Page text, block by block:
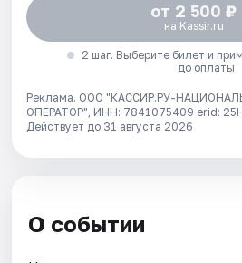
от 2 500 ₽
на Kassir.ru
2 шаг. Выберите билет и
до оплаты
Реклама. ООО "КАССИР.РУ-
ОПЕРАТОР", ИНН: 7841075409 erid:
Действует до 31 августа 2026
О событии